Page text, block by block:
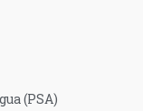
(PSA)